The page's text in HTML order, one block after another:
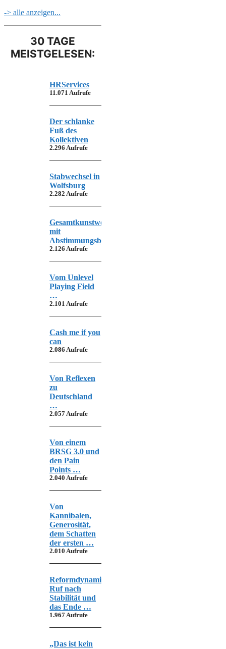
-> alle anzeigen...
30 TAGE
MEISTGELESEN:
HRServices
11.071 Aufrufe
Der schlanke
Fuß des
Kollektiven
2.296 Aufrufe
Stabwechsel in
Wolfsburg
2.282 Aufrufe
Gesamtkunstwerk
mit
Abstimmungsbedarf
2.126 Aufrufe
Vom Unlevel
Playing Field
…
2.101 Aufrufe
Cash me if you
can
2.086 Aufrufe
Von Reflexen
zu
Deutschland
…
2.057 Aufrufe
Von einem
BRSG 3.0 und
den Pain
Points …
2.040 Aufrufe
Von
Kannibalen,
Generosität,
dem Schatten
der ersten …
2.010 Aufrufe
Reformdynamik,
Ruf nach
Stabilität und
das Ende …
1.967 Aufrufe
„Das ist kein